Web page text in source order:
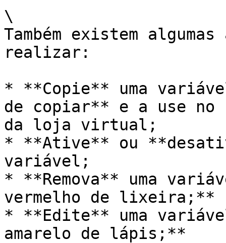
\
Também existem
realizar:
* **Copie** uma
de copiar** e a use no
da loja virtual;
* **Ative** ou
variável;
* **Remova** uma
vermelho de lixeira;**
* **Edite** uma
amarelo de lápis;**